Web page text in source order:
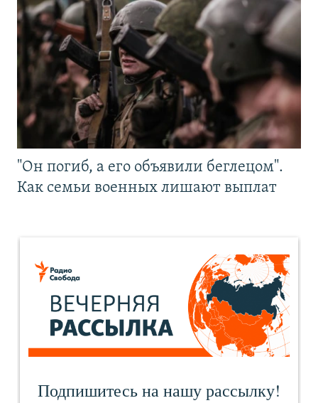
"Он погиб, а его объявили беглецом".
Как семьи военных лишают выплат